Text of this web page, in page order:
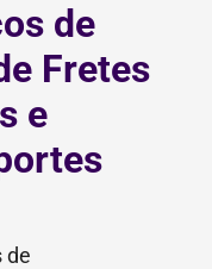
de
Fretes
e
de